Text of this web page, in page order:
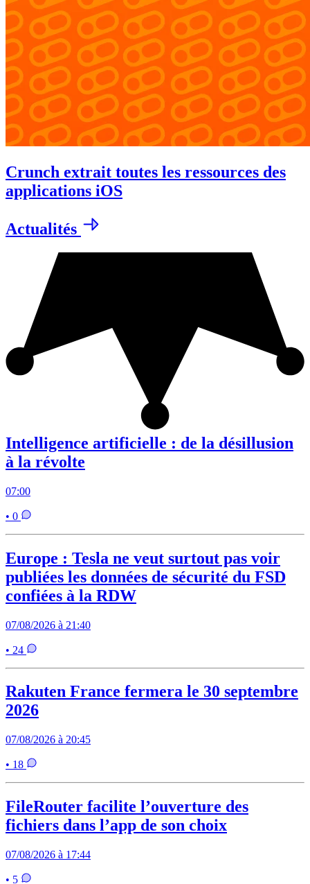
Crunch extrait toutes les ressources des
applications iOS
Actualités
Intelligence artificielle : de la désillusion
à la révolte
07:00
• 0
Europe : Tesla ne veut surtout pas voir
publiées les données de sécurité du FSD
confiées à la RDW
07/08/2026 à 21:40
• 24
Rakuten France fermera le 30 septembre
2026
07/08/2026 à 20:45
• 18
FileRouter facilite l’ouverture des
fichiers dans l’app de son choix
07/08/2026 à 17:44
• 5